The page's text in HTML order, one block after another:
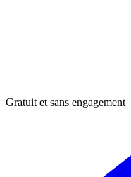
Gratuit et sans engagement